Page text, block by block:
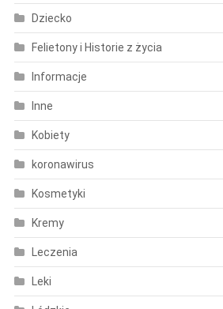
Dziecko
Felietony i Historie z życia
Informacje
Inne
Kobiety
koronawirus
Kosmetyki
Kremy
Leczenia
Leki